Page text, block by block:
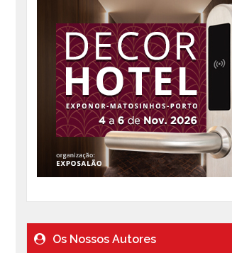
Os Nossos Autores